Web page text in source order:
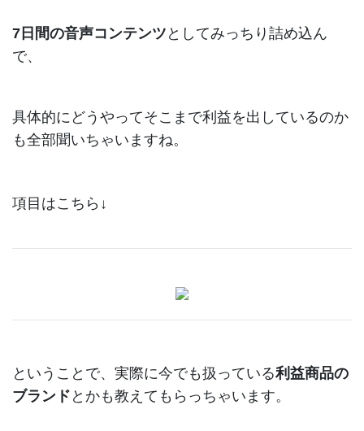
7日間の音声コンテンツ としてみっちり詰め込ん
で、
具体的にどうやってそこまで利益を出しているのか
も全部聞いちゃいますね。
項目はこちら↓
ということで、実際に今でも扱っている利益商品の
ブランド とかも教えてもらっちゃいます。